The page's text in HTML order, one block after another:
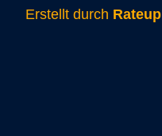
Erstellt durch Rateup